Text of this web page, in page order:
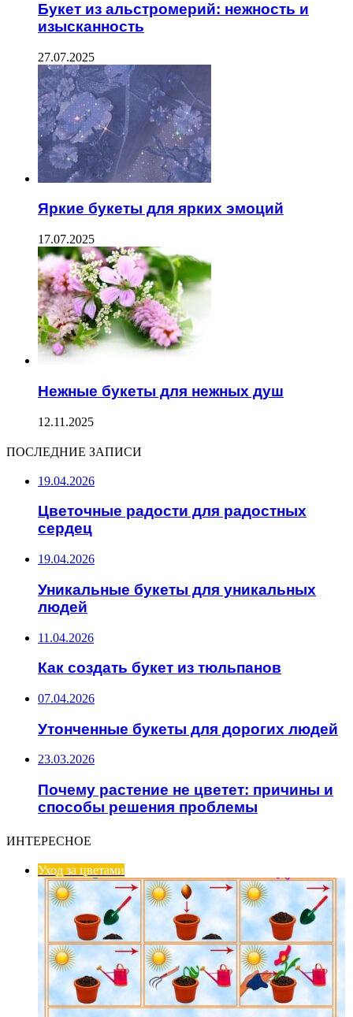
Букет из альстромерий: нежность и
изысканность
27.07.2025
Яркие букеты для ярких эмоций
17.07.2025
Нежные букеты для нежных душ
12.11.2025
ПОСЛЕДНИЕ ЗАПИСИ
19.04.2026
Цветочные радости для радостных
сердец
19.04.2026
Уникальные букеты для уникальных
людей
11.04.2026
Как создать букет из тюльпанов
07.04.2026
Утонченные букеты для дорогих людей
23.03.2026
Почему растение не цветет: причины и
способы решения проблемы
ИНТЕРЕСНОЕ
Уход за цветами